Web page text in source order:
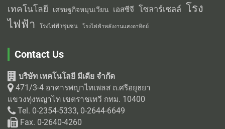
เทคโนโลยี เศรษฐกิจหมุนเวียน เอสซีจี โซลาร์เซลล์ โรง
ไฟฟ้า
โรงไฟฟ้าชุมชน โรงไฟฟ้าพลังงานแสงอาทิตย์
Contact Us
บริษัท เทคโนโลยี มีเดีย จำกัด
471/3-4 อาคารพญาไทเพลส ถ.ศรีอยุธยา
แขวงทุ่งพญาไท เขตราชเทวี กทม. 10400
Tel. 0-2354-5333, 0-2644-6649
Fax. 0-2640-4260